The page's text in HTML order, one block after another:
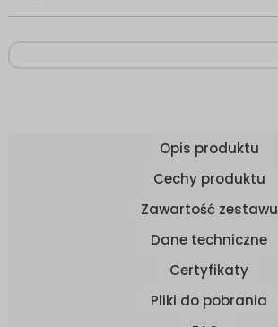
Opis produktu
Cechy produktu
Zawartość zestawu
Dane techniczne
Certyfikaty
Pliki do pobrania